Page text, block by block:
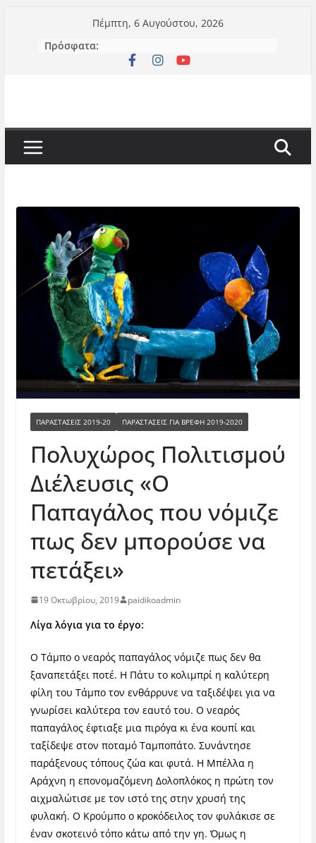
περιεχόμενο
Πέμπτη, 6 Αυγούστου, 2026
Πρόσφατα:
ΠΑΡΑΣΤΑΣΕΙΣ 2019-20 ΠΑΡΑΣΤΆΣΕΙΣ ΓΙΑ ΒΡΈΦΗ 2019-2020
Πολυχώρος Πολιτισμού
Διέλευσις «Ο
Παπαγάλος που νόμιζε
πως δεν μπορούσε να
πετάξει»
19 Οκτωβρίου, 2019 paidikoadmin
Λίγα λόγια για το έργο:
Ο Τάμπο ο νεαρός παπαγάλος νόμιζε πως δεν θα
ξαναπετάξει ποτέ. Η Πάτυ το κολιμπρί η καλύτερη
φίλη του Τάμπο τον ενθάρρυνε να ταξιδέψει για να
γνωρίσει καλύτερα τον εαυτό του. Ο νεαρός
παπαγάλος έφτιαξε μια πιρόγα κι ένα κουπί και
ταξίδεψε στον ποταμό Ταμποπάτο. Συνάντησε
παράξενους τόπους ζώα και φυτά. Η Μπέλλα η
Αράχνη η επονομαζόμενη Δολοπλόκος η πρώτη τον
αιχμαλώτισε με τον ιστό της στην χρυσή της
φυλακή. Ο Κρούμπο ο κροκόδειλος τον φυλάκισε σε
έναν σκοτεινό τόπο κάτω από την γη. Όμως η